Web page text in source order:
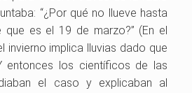
“¿Por qué no llueve hasta
es el 19 de marzo?” (En el
invierno implica lluvias dado que
entonces los científicos de las
el caso y explicaban al